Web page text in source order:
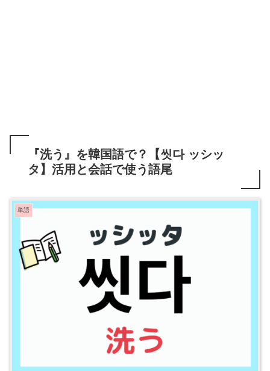
『洗う』を韓国語で？【씻다 ッシッ
タ】活用と会話で使う語尾
単語